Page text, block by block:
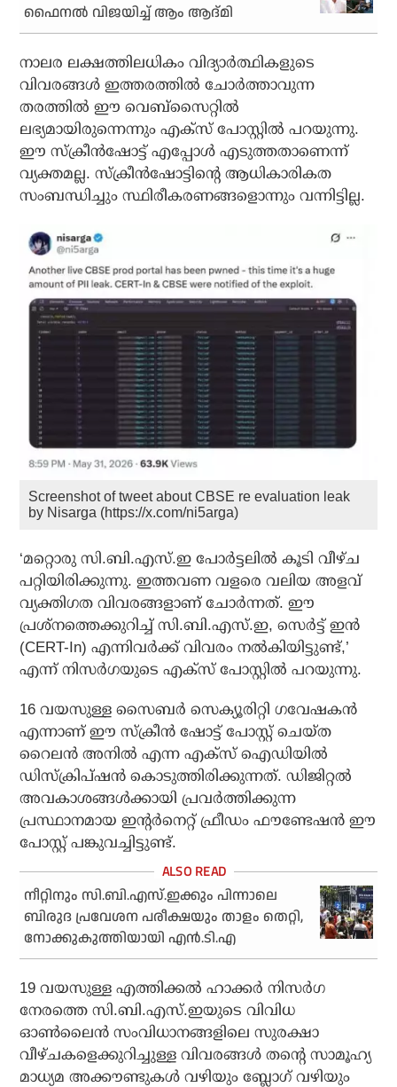
ഫൈനല്‍ വിജയിച്ച് ആം ആദ്മി
നാലര ലക്ഷത്തിലധികം വിദ്യാര്‍ത്ഥികളുടെ
വിവരങ്ങള്‍ ഇത്തരത്തില്‍ ചോര്‍ത്താവുന്ന
തരത്തില്‍ ഈ വെബ്‌സൈറ്റില്‍
ലഭ്യമായിരുന്നെന്നും എക്‌സ് പോസ്റ്റില്‍ പറയുന്നു.
ഈ സ്‌ക്രീന്‍ഷോട്ട് എപ്പോള്‍ എടുത്തതാണെന്ന്
വ്യക്തമല്ല. സ്‌ക്രീന്‍ഷോട്ടിന്റെ ആധികാരികത
സംബന്ധിച്ചും സ്ഥിരീകരണങ്ങളൊന്നും വന്നിട്ടില്ല.
Screenshot of tweet about CBSE re evaluation leak
by Nisarga (https://x.com/ni5arga)
‘മറ്റൊരു സി.ബി.എസ്.ഇ പോര്‍ട്ടലില്‍ കൂടി വീഴ്ച
പറ്റിയിരിക്കുന്നു. ഇത്തവണ വളരെ വലിയ അളവ്
വ്യക്തിഗത വിവരങ്ങളാണ് ചോര്‍ന്നത്. ഈ
പ്രശ്‌നത്തെക്കുറിച്ച് സി.ബി.എസ്.ഇ, സെര്‍ട്ട് ഇന്‍
(CERT-In) എന്നിവര്‍ക്ക് വിവരം നല്‍കിയിട്ടുണ്ട്,’
എന്ന് നിസര്‍ഗയുടെ എക്‌സ് പോസ്റ്റില്‍ പറയുന്നു.
16 വയസുള്ള സൈബര്‍ സെക്യൂരിറ്റി ഗവേഷകന്‍
എന്നാണ് ഈ സ്‌ക്രീന്‍ ഷോട്ട് പോസ്റ്റ് ചെയ്ത
റൈലന്‍ അനില്‍ എന്ന എക്‌സ് ഐഡിയില്‍
ഡിസ്‌ക്രിപ്ഷന്‍ കൊടുത്തിരിക്കുന്നത്. ഡിജിറ്റല്‍
അവകാശങ്ങള്‍ക്കായി പ്രവര്‍ത്തിക്കുന്ന
പ്രസ്ഥാനമായ ഇന്റര്‍നെറ്റ് ഫ്രീഡം ഫൗണ്ടേഷന്‍ ഈ
പോസ്റ്റ് പങ്കുവച്ചിട്ടുണ്ട്.
നീറ്റിനും സി.ബി.എസ്.ഇക്കും പിന്നാലെ
ബിരുദ പ്രവേശന പരീക്ഷയും താളം തെറ്റി,
നോക്കുകുത്തിയായി എന്‍.ടി.എ
19 വയസുള്ള എത്തിക്കല്‍ ഹാക്കര്‍ നിസര്‍ഗ
നേരത്തെ സി.ബി.എസ്.ഇയുടെ വിവിധ
ഓണ്‍ലൈന്‍ സംവിധാനങ്ങളിലെ സുരക്ഷാ
വീഴ്ചകളെക്കുറിച്ചുള്ള വിവരങ്ങള്‍ തന്റെ സാമൂഹ്യ
മാധ്യമ അക്കൗണ്ടുകള്‍ വഴിയും ബ്ലോഗ് വഴിയും